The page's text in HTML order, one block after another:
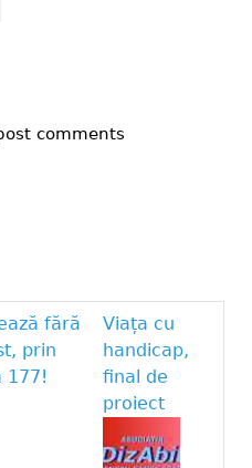
ar putea avea clase pentru
comments
fără
prin
177!
Viața cu
handicap,
final de
proiect